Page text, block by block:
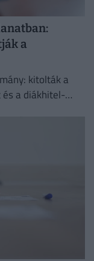
a
kitolták a
a diákhitel-